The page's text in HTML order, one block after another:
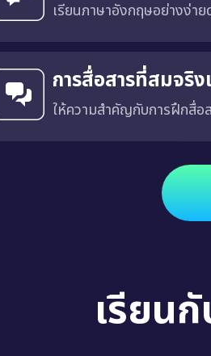
เรียนภาษาอังกฤษอย่างง่า
การสื่อสารที่สมจริ
ให้ความสำคัญกับการฝึกสื่อ
เรียน